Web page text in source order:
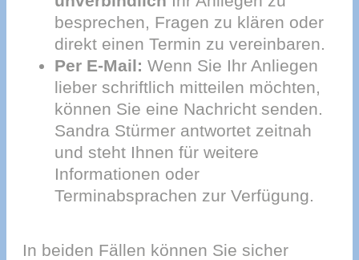
besprechen, Fragen zu klären oder
direkt einen Termin zu vereinbaren.
Per E-Mail: Wenn Sie Ihr Anliegen
lieber schriftlich mitteilen möchten,
können Sie eine Nachricht senden.
Sandra Stürmer antwortet zeitnah
und steht Ihnen für weitere
Informationen oder
Terminabsprachen zur Verfügung.
In beiden Fällen können Sie sicher